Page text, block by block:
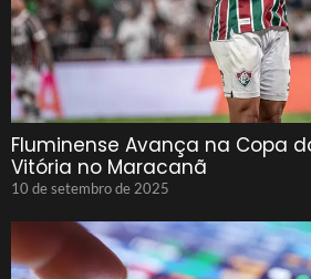
Fluminense Avança na Copa
Vitória no Maracanã
10 de setembro de 2025